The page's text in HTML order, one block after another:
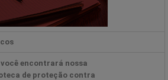
encontrará nossa
de proteção contra